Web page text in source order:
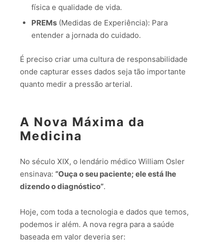
física e qualidade de vida.
PREMs(Medidas de Experiência): Para
entender a jornada do cuidado.
É preciso criar uma cultura de responsabilidade
onde capturar esses dados seja tão importante
quanto medir a pressão arterial.
A Nova Máxima da
Medicina
No século XIX, o lendário médico William Osler
ensinava: “Ouça o seu paciente; ele está lhe
dizendo o diagnóstico”.
Hoje, com toda a tecnologia e dados que temos,
podemos ir além. A nova regra para a saúde
baseada em valor deveria ser: